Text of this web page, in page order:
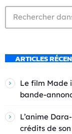
ARTICLES
Le film Made
bande-
L’anime
crédits de son